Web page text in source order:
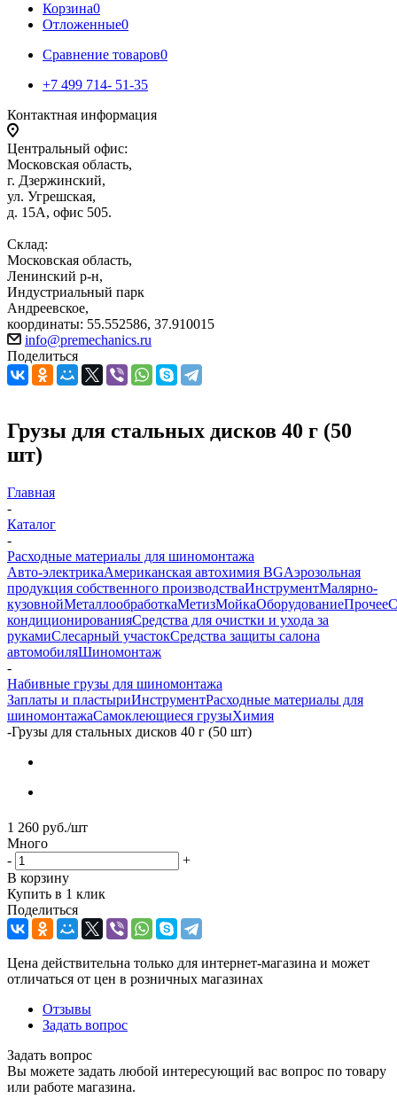
Корзина0
Отложенные0
Сравнение товаров0
+7 499 714- 51-35
Контактная информация
Центральный офис:
Московская область,
г. Дзержинский,
ул. Угрешская,
д. 15А, офис 505.
Склад:
Московская область,
Ленинский р-н,
Индустриальный парк
Андреевское,
координаты: 55.552586, 37.910015
info@premechanics.ru
Поделиться
Грузы для стальных дисков 40 г (50
шт)
Главная
-
Каталог
-
Расходные материалы для шиномонтажа
Авто-электрикаАмериканская автохимия BGАэрозольная
продукция собственного производстваИнструментМалярно-
кузовнойМеталлообработкаМетизМойкаОборудованиеПрочее
кондиционированияСредства для очистки и ухода за
рукамиСлесарный участокСредства защиты салона
автомобиляШиномонтаж
-
Набивные грузы для шиномонтажа
Заплаты и пластыриИнструментРасходные материалы для
шиномонтажаСамоклеющиеся грузыХимия
-Грузы для стальных дисков 40 г (50 шт)
1 260 руб./шт
Много
-
+
В корзину
Купить в 1 клик
Поделиться
Цена действительна только для интернет-магазина и может
отличаться от цен в розничных магазинах
Отзывы
Задать вопрос
Задать вопрос
Вы можете задать любой интересующий вас вопрос по товару
или работе магазина.